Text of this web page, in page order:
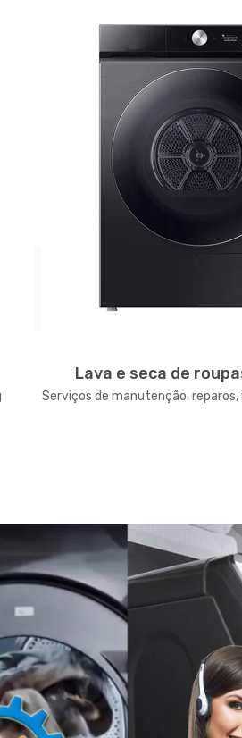
Lava e seca de
Serviços de manutenção,